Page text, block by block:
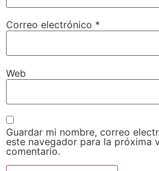
Correo electrónico *
Web
Guardar mi nombre, correo
este navegador para la próxima
comentario.